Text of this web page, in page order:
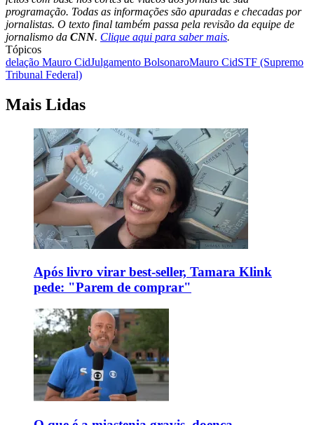
programação. Todas as informações são apuradas e checadas por
jornalistas. O texto final também passa pela revisão da equipe de
jornalismo da CNN. Clique aqui para saber mais.
Tópicos
delação Mauro CidJulgamento BolsonaroMauro CidSTF (Supremo
Tribunal Federal)
Mais Lidas
Após livro virar best-seller, Tamara Klink
pede: "Parem de comprar"